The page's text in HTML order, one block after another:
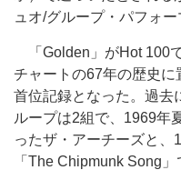
ュオ/グループ・パフォ
「Golden」がHot 100
チャートの67年の歴史
首位記録となった。過去
ループは2組で、1969年
ったザ・アーチーズと、
「The Chipmunk Song